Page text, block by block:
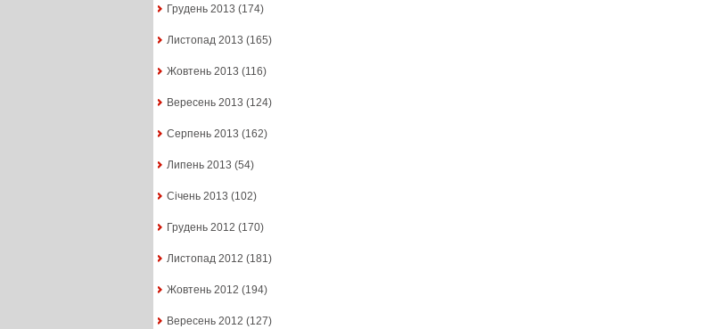
Грудень 2013 (174)
Листопад 2013 (165)
Жовтень 2013 (116)
Вересень 2013 (124)
Серпень 2013 (162)
Липень 2013 (54)
Січень 2013 (102)
Грудень 2012 (170)
Листопад 2012 (181)
Жовтень 2012 (194)
Вересень 2012 (127)